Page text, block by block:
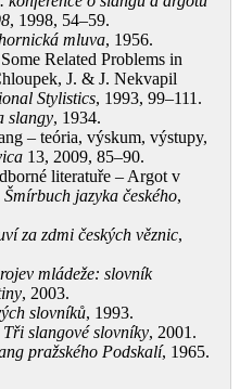
, 1998, 54–59.
mluva, 1956.
Related Problems in
J. & J. Nekvapil
Stylistics, 1993, 99–111 .
slangy, 1934.
– teória, výskum, výstupy,
13, 2009, 85–90.
literatuře – Argot v
Šmírbuch jazyka českého,
za zdmi českých věznic,
mládeže: slovník
, 2003.
slovníků, 1993.
Tři slangové slovníky, 2001 .
pražského Podskalí, 1965.